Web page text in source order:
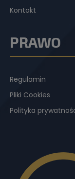
Kontakt
PRAWO
Regulamin
Pliki Cookies
Polityka